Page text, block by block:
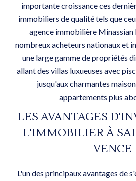
importante croissance ces
immobiliers de qualité tels que
agence immobilière
nombreux acheteurs nationaux et
une large gamme de propriétés
allant des villas luxueuses avec
jusqu'aux charmantes
appartements plus
LES AVANTAGES
L'IMMOBILIER À
VENCE
L'un des principaux avantages de